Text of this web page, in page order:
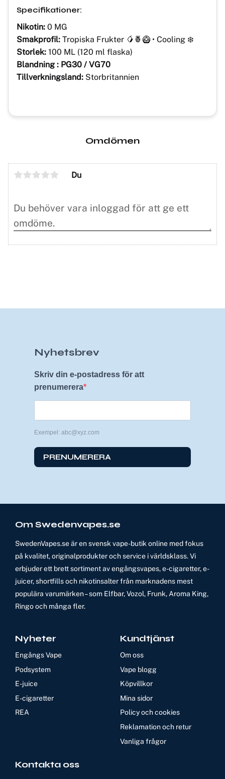
Specifikationer:
Nikotin: 0 MG
Smakprofil: Tropiska Frukter 🥭🍍🥝 • Cooling ❄️
Storlek: 100 ML (120 ml flaska)
Blandning : PG30 / VG70
Tillverkningsland: Storbritannien
Omdömen
Du
Nyhetsbrev
Skriv din e-postadress för att
prenumerera
Exempel: abc@xyz.com
PRENUMERERA
Om Swedenvapes.se
SwedenVapes.se är en svensk vape-butik online med fokus
på kvalitet, originalprodukter och service i världsklass. Vi
erbjuder ett brett sortiment av engångsvapes, e-cigaretter, e-
juicer, shortfills och nikotinsalter från marknadens mest
populära varumärken – som Elfbar, Vozol, Frunk, Aroma King,
Ringo och många fler.
Nyheter
Engångs Vape
Podsystem
E-juice
E-cigaretter
REA
Kundtjänst
Om oss
Vape blogg
Köpvillkor
Mina sidor
Policy och cookies
Reklamation och retur
Vanliga frågor
Kontakta oss